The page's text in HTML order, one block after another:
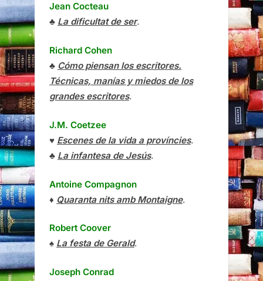
Jean Cocteau
♣ La dificultat de ser.
Richard Cohen
♣ Cómo piensan los escritores.
Técnicas, manías y miedos de los
grandes escritores.
J.M. Coetzee
♥ Escenes de la vida a províncies.
♣ La infantesa de Jesús.
Antoine Compagnon
♦ Quaranta nits amb Montaigne.
Robert Coover
♠ La festa de Gerald.
Joseph Conrad